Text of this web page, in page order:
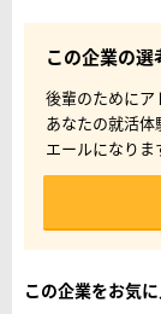
この企業の
後輩のためにア
あなたの就活
エールになりま
この企業をお気